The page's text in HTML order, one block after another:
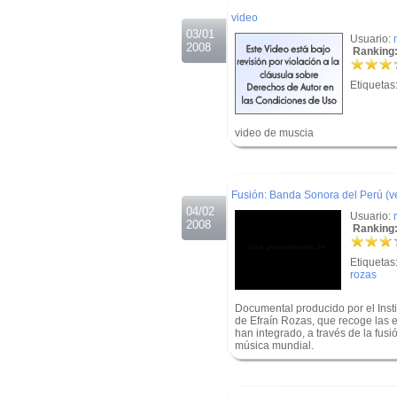
03/01
2008
video
Usuario:
video de muscia
04/02
2008
Fusión: Banda Sonora del Perú
Usuario:
rozas
Documental producido por el
de Efraín Rozas, que recoge las
han integrado, a través de la
música mundial.